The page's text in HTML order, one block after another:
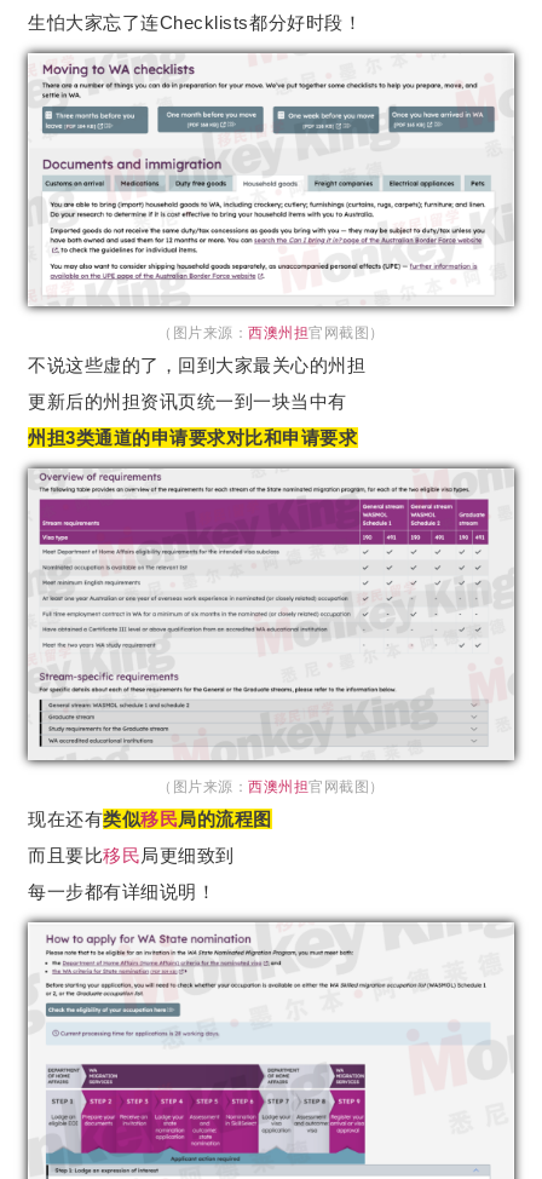
生怕大家忘了连Checklists都分好时段！
（图片来源：西澳州担官网截图）
不说这些虚的了，回到大家最关心的州担
更新后的州担资讯页统一到一块当中有
州担3类通道的申请要求对比和申请要求
（图片来源：西澳州担官网截图）
现在还有类似移民局的流程图
而且要比移民局更细致到
每一步都有详细说明！